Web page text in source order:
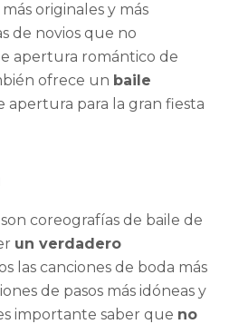
originales y más
de novios que no
apertura romántico de
ofrece un baile
apertura para la gran fiesta
son coreografías de baile de
un verdadero
las canciones de boda más
de pasos más idóneas y
importante saber que no